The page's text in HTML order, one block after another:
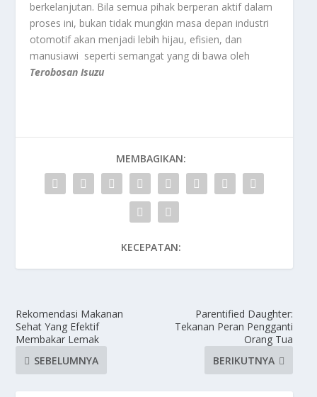
berkelanjutan. Bila semua pihak berperan aktif dalam
proses ini, bukan tidak mungkin masa depan industri
otomotif akan menjadi lebih hijau, efisien, dan
manusiawi seperti semangat yang di bawa oleh
Terobosan Isuzu
MEMBAGIKAN:
KECEPATAN:
Rekomendasi Makanan
Sehat Yang Efektif
Membakar Lemak
SEBELUMNYA
Parentified Daughter:
Tekanan Peran Pengganti
Orang Tua
BERIKUTNYA